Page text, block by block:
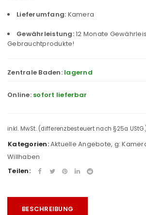
Lieferumfang: Kamera
Gewährleistung:12 Monate
Gebrauchtprodukte!
Zentrale Baden: lagernd
Online: sofort lieferbar
inkl. MwSt. (differenzbesteuert nach §25a
Kategorien:Aktuelle Angebote, g:
Willhaben
Teilen:
BESCHREIBUNG